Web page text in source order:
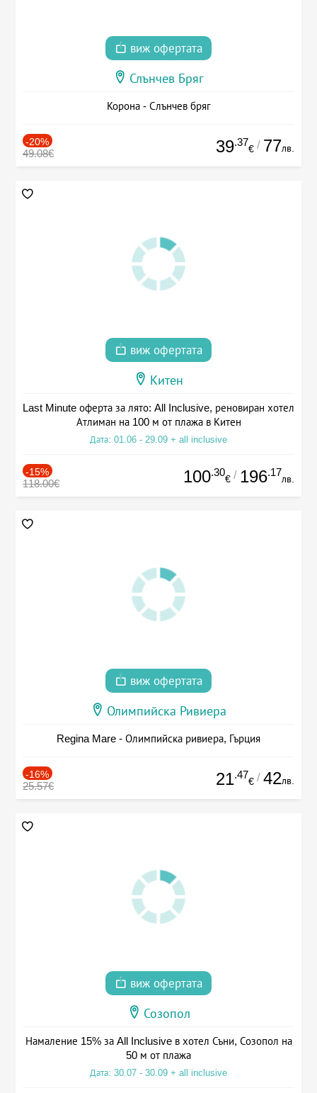
виж офертата
Слънчев Бряг
Корона - Слънчев бряг
-20%
49.08€ 39.37
€ / 77лв.
виж офертата
Китен
Last Minute оферта за лято: All Inclusive, реновиран хотел
Атлиман на 100 м от плажа в Китен
Дата: 01.06 - 29.09 + all inclusive
-15%
118.00€ 100.30
€ / 196.17
лв.
виж офертата
Олимпийска Ривиера
Regina Mare - Олимпийска ривиера, Гърция
-16%
25.57€ 21.47
€ / 42лв.
виж офертата
Созопол
Намаление 15% за All Inclusive в хотел Съни, Созопол на
50 м от плажа
Дата: 30.07 - 30.09 + all inclusive